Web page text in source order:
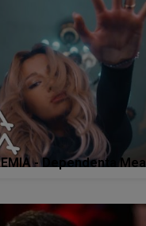
- Dependenta Mea